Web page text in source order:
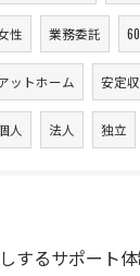
性 業務委託
ットホーム 安定
人 法人 独立
するサポート